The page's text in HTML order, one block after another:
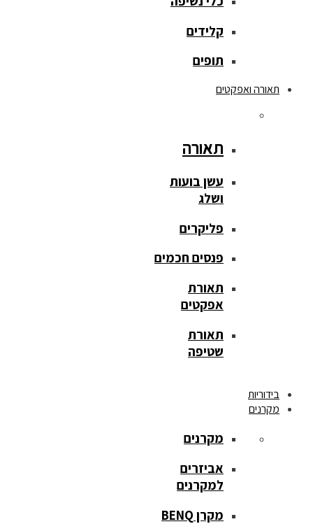
קלידים
תופים
תאורה ואפקטים
תאורה
עשן בועות
ושלג
פליקרים
פנסים חכמים
תאורת
אפקטים
תאורת
שטיפה
בידוריות
מקרנים
מקרנים
אביזרים
למקרנים
מקרן BENQ